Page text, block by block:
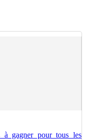
à gagner pour tous les